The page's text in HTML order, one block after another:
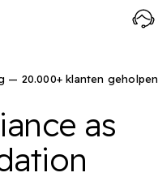
— 20.000+ klanten geholpen
as